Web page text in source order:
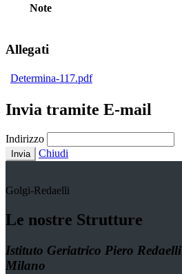
Note
Allegati
Determina-117.pdf
Invia tramite E-mail
Indirizzo
Invia Chiudi
Golgi-Redaelli
Le nostre Strutture
Istituto Geriatrico Piero Redaelli
Milano